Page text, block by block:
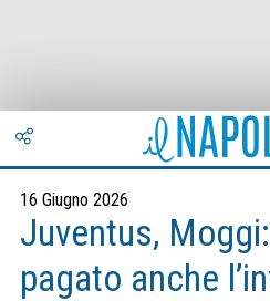
16 Giugno 2026
Juventus,
pagato anche